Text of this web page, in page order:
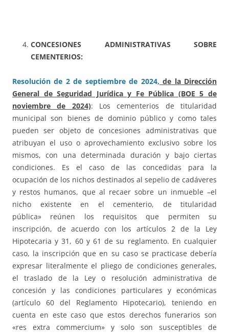
CONCESIONES ADMINISTRATIVAS SOBRE
CEMENTERIOS:
Resolución de 2 de septiembre de 2024, de la Dirección
General de Seguridad Jurídica y Fe Pública (BOE 5 de
noviembre de 2024): Los cementerios de titularidad
municipal son bienes de dominio público y como tales
pueden ser objeto de concesiones administrativas que
atribuyan el uso o aprovechamiento exclusivo sobre los
mismos, con una determinada duración y bajo ciertas
condiciones. Es el caso de las concedidas para la
ocupación de los nichos destinados al sepelio de cadáveres
y restos humanos, que al recaer sobre un inmueble –el
nicho existente en el cementerio, de titularidad
pública» reúnen los requisitos que permiten su
inscripción, de acuerdo con los artículos 2 de la Ley
Hipotecaria y 31, 60 y 61 de su reglamento. En cualquier
caso, la inscripción que en su caso se practicase debería
expresar literalmente el pliego de condiciones generales,
el traslado de la Ley o resolución administrativa de
concesión y las condiciones particulares y económicas
(artículo 60 del Reglamento Hipotecario), teniendo en
cuenta en este caso que estos derechos funerarios son
«res extra commercium» y solo son susceptibles de